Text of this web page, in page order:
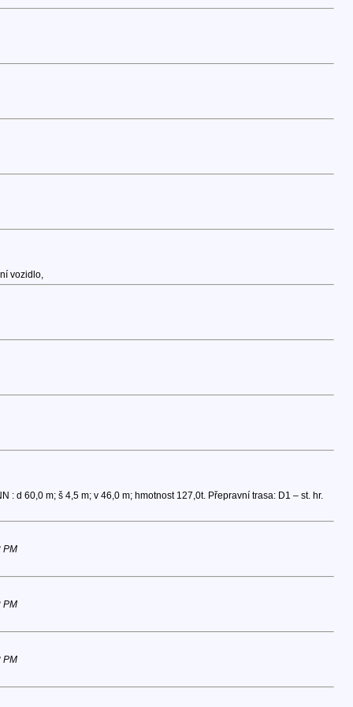
vozidlo,
d 60,0 m; š 4,5 m; v 46,0 m; hmotnost 127,0t. Přepravní trasa: D1 – st. hr.
PM
PM
PM